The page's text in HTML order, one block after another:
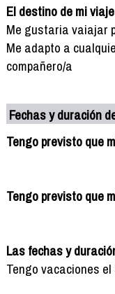
El destino de mi
Me gustaria vaiajar
Me adapto a
compañero/a
Fechas y duración
Tengo previsto que
Tengo previsto que
Las fechas y
Tengo vacaciones